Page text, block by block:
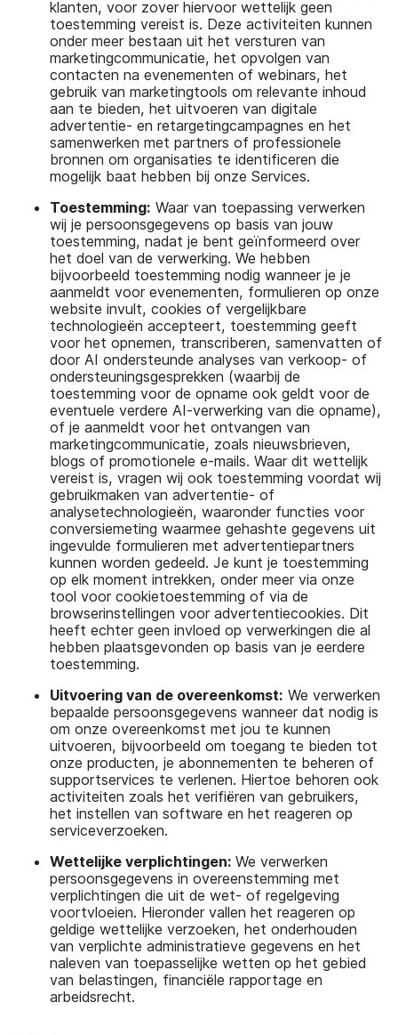
klanten, voor zover hiervoor wettelijk geen
toestemming vereist is. Deze activiteiten kunnen
onder meer bestaan uit het versturen van
marketingcommunicatie, het opvolgen van
contacten na evenementen of webinars, het
gebruik van marketingtools om relevante inhoud
aan te bieden, het uitvoeren van digitale
advertentie- en retargetingcampagnes en het
samenwerken met partners of professionele
bronnen om organisaties te identificeren die
mogelijk baat hebben bij onze Services.
Toestemming: Waar van toepassing verwerken
wij je persoonsgegevens op basis van jouw
toestemming, nadat je bent geïnformeerd over
het doel van de verwerking. We hebben
bijvoorbeeld toestemming nodig wanneer je je
aanmeldt voor evenementen, formulieren op onze
website invult, cookies of vergelijkbare
technologieën accepteert, toestemming geeft
voor het opnemen, transcriberen, samenvatten of
door AI ondersteunde analyses van verkoop- of
ondersteuningsgesprekken (waarbij de
toestemming voor de opname ook geldt voor de
eventuele verdere AI-verwerking van die opname),
of je aanmeldt voor het ontvangen van
marketingcommunicatie, zoals nieuwsbrieven,
blogs of promotionele e-mails. Waar dit wettelijk
vereist is, vragen wij ook toestemming voordat wij
gebruikmaken van advertentie- of
analysetechnologieën, waaronder functies voor
conversiemeting waarmee gehashte gegevens uit
ingevulde formulieren met advertentiepartners
kunnen worden gedeeld. Je kunt je toestemming
op elk moment intrekken, onder meer via onze
tool voor cookietoestemming of via de
browserinstellingen voor advertentiecookies. Dit
heeft echter geen invloed op verwerkingen die al
hebben plaatsgevonden op basis van je eerdere
toestemming.
Uitvoering van de overeenkomst: We verwerken
bepaalde persoonsgegevens wanneer dat nodig is
om onze overeenkomst met jou te kunnen
uitvoeren, bijvoorbeeld om toegang te bieden tot
onze producten, je abonnementen te beheren of
supportservices te verlenen. Hiertoe behoren ook
activiteiten zoals het verifiëren van gebruikers,
het instellen van software en het reageren op
serviceverzoeken.
Wettelijke verplichtingen: We verwerken
persoonsgegevens in overeenstemming met
verplichtingen die uit de wet- of regelgeving
voortvloeien. Hieronder vallen het reageren op
geldige wettelijke verzoeken, het onderhouden
van verplichte administratieve gegevens en het
naleven van toepasselijke wetten op het gebied
van belastingen, financiële rapportage en
arbeidsrecht.